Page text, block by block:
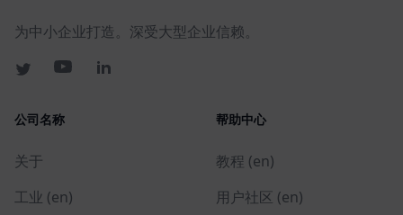
为中小企业打造。深受大型企业信赖。
公司名称
关于
工业 (en)
帮助中心
教程 (en)
用户社区 (en)